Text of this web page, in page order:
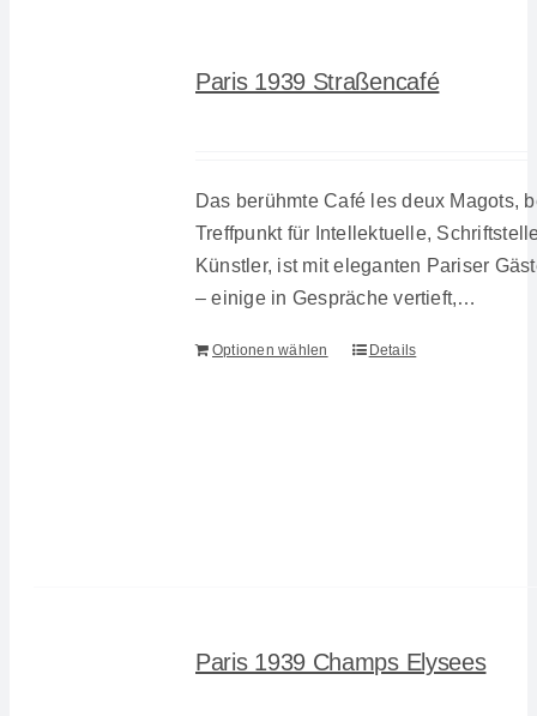
Paris 1939 Straßencafé
Das berühmte Café les deux Magots,
Treffpunkt für Intellektuelle,
Künstler, ist mit eleganten Pariser
– einige in Gespräche vertieft,…
Optionen wählen Details
Paris 1939 Champs Elysees